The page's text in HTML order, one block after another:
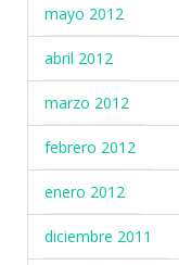
mayo 2012
abril 2012
marzo 2012
febrero 2012
enero 2012
diciembre 2011